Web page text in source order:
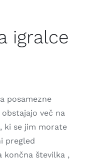
igralce
posamezne
več na
ki se jim morate
pregled
končna številka ,